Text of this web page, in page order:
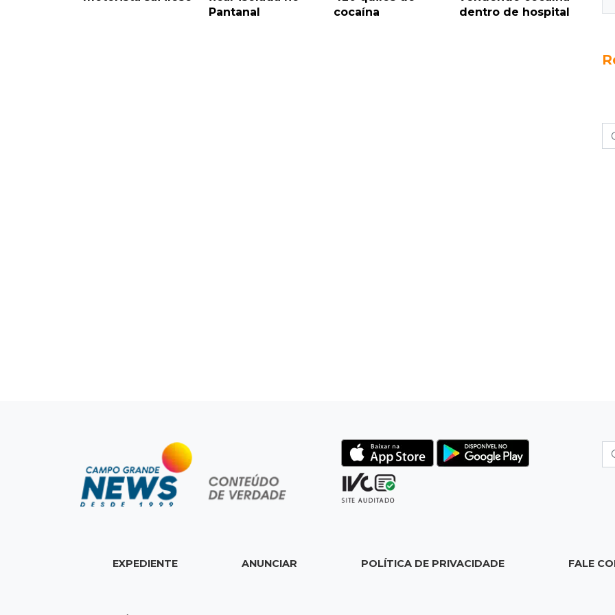
Pantanal
cocaína
dentro de hospital
EXPEDIENTE ANUNCIAR POLÍTICA DE PRIVACIDADE FALE